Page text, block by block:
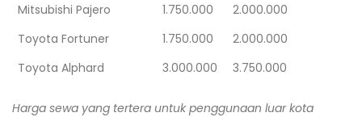
Mitsubishi Pajero
1.750.000
2.000.000
Toyota Fortuner
1.750.000
2.000.000
Toyota Alphard
3.000.000 3.750.000
Harga sewa yang tertera untuk penggunaan luar kota